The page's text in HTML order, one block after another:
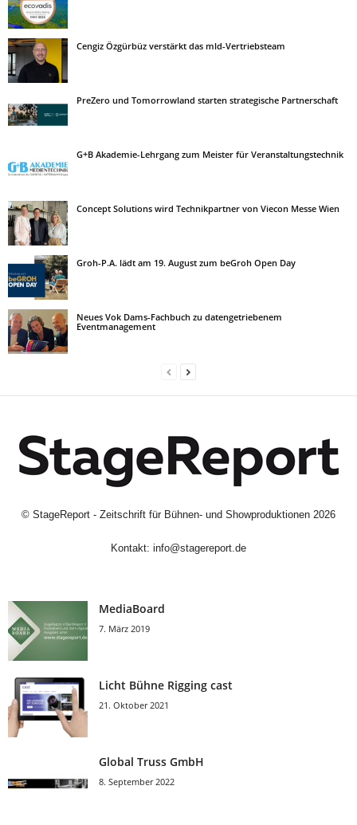
Cengiz Özgürbüz verstärkt das mld-Vertriebsteam
PreZero und Tomorrowland starten strategische Partnerschaft
G+B Akademie-Lehrgang zum Meister für Veranstaltungstechnik
Concept Solutions wird Technikpartner von Viecon Messe Wien
Groh-P.A. lädt am 19. August zum beGroh Open Day
Neues Vok Dams-Fachbuch zu datengetriebenem
Eventmanagement
© StageReport - Zeitschrift für Bühnen- und Showproduktionen 2026
Kontakt: info@stagereport.de
MediaBoard
7. März 2019
Licht Bühne Rigging cast
21. Oktober 2021
Global Truss GmbH
8. September 2022